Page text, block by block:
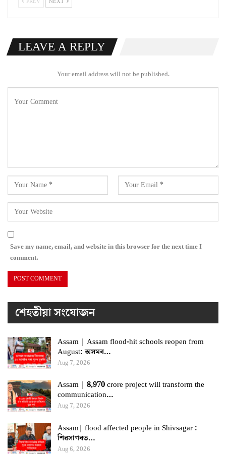
LEAVE A REPLY
Your email address will not be published.
Save my name, email, and website in this browser for the next time I
comment.
শেহতীয়া সংযোজন
Assam | Assam flood-hit schools reopen from
August: অসমৰ…
Aug 7, 2026
Assam | 8,970 crore project will transform the
communication…
Aug 7, 2026
Assam| flood affected people in Shivsagar :
শিৱসাগৰত…
Aug 6, 2026